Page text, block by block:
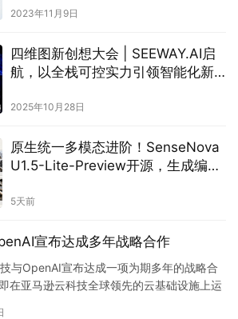
2023年11月9日
四维图新创想大会 | SEEWAY.AI启
航，以全栈可控实力引领智能化新
2025年10月28日
原生统一多模态进阶！SenseNova
U1.5-Lite-Preview开源，生成编辑
5天前
宣布达成多年战略合作
与OpenAI宣布达成一项为期多年的战略合
在亚马逊云科技全球领先的云基础设施上运